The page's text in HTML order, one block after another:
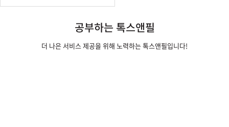
공부하는 톡스앤필
더 나은 서비스 제공을 위해 노력하는 톡스앤필입니다!